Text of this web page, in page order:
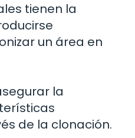
tienen la
un área en
la
de la clonación.